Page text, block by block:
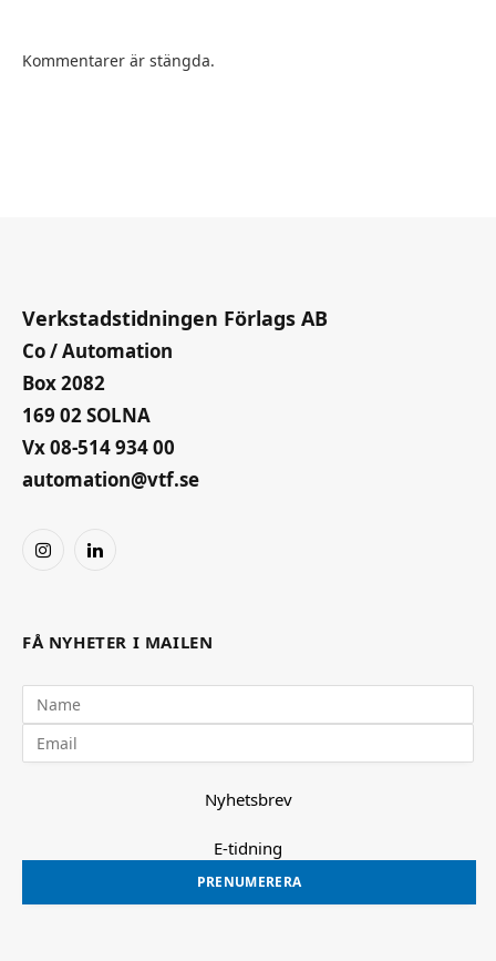
Kommentarer är stängda.
Verkstadstidningen Förlags AB
Co / Automation
Box 2082
169 02 SOLNA
Vx 08-514 934 00
automation@vtf.se
InstagramLinkedIn
FÅ NYHETER I MAILEN
Nyhetsbrev
E-tidning
PRENUMERERA